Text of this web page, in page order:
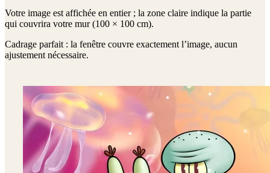
Votre image est affichée en entier ; la zone claire indique la partie
qui couvrira votre mur (100 × 100 cm).
Cadrage parfait : la fenêtre couvre exactement l’image, aucun
ajustement nécessaire.